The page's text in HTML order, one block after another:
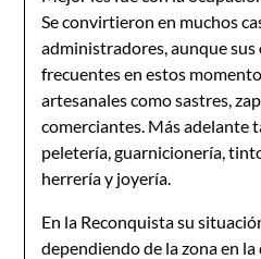
Se convirtieron en muchos
administradores, aunque sus
frecuentes en estos
artesanales como sastres,
comerciantes. Más adelante
peletería, guarnicionería,
herrería y joyería.
En la Reconquista su
dependiendo de la zona en